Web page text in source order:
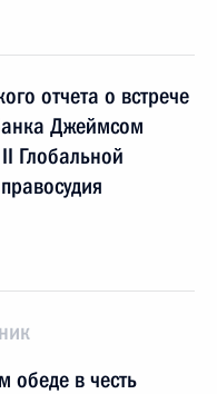
отчета о встрече
Джеймсом
Глобальной
обеде в честь